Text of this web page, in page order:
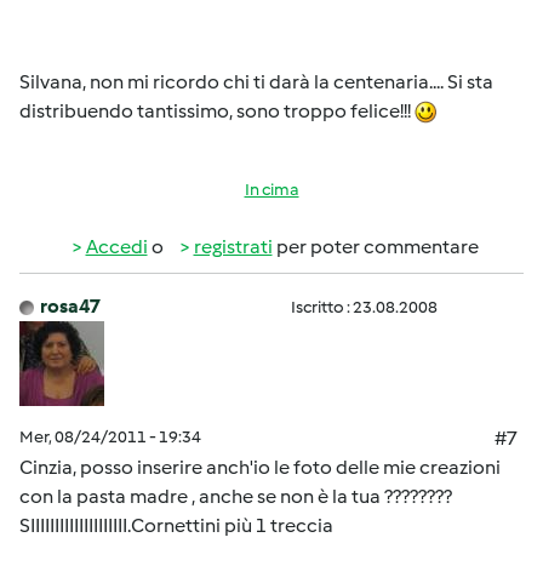
Silvana, non mi ricordo chi ti darà la centenaria.... Si sta
distribuendo tantissimo, sono troppo felice!!!
In cima
Accedi o registrati per poter commentare
rosa47 Iscritto : 23.08.2008
Mer, 08/24/2011 - 19:34
#7
Cinzia, posso inserire anch'io le foto delle mie creazioni
con la pasta madre , anche se non è la tua ????????
SIIIIIIIIIIIIIIIIIIII.Cornettini più 1 treccia